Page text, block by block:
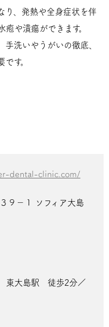
り、発熱や全身症状を伴
や潰瘍ができます。
洗いやうがいの徹底、
す。
dental-clinic.com/
９−１ ソフィア大島
東大島駅 徒歩2分／